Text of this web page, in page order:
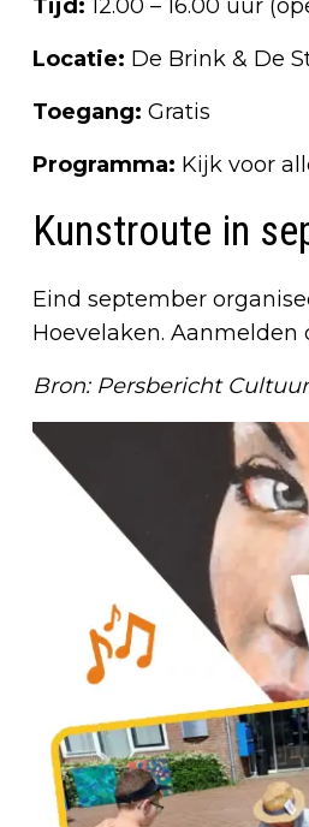
Tijd:12.00 – 16.00 uur
Locatie: De Brink & De
Toegang: Gratis
Programma: Kijk voor
Kunstroute in
Eind september
Hoevelaken. Aanmelden
Bron: Persbericht